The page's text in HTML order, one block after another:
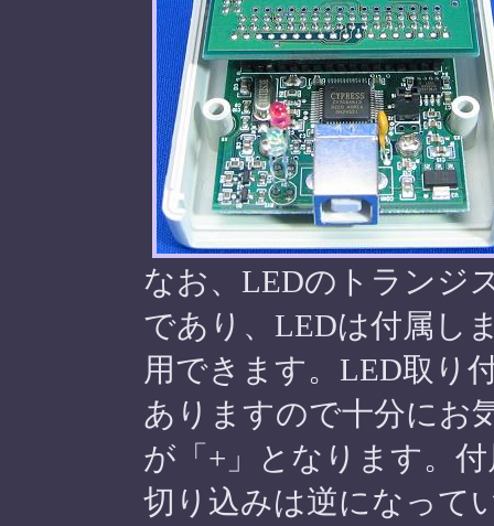
なお、LEDのトランジ
であり、LEDは付属し
用できます。LED取り
ありますので十分にお
が「+」となります。
切り込みは逆になって